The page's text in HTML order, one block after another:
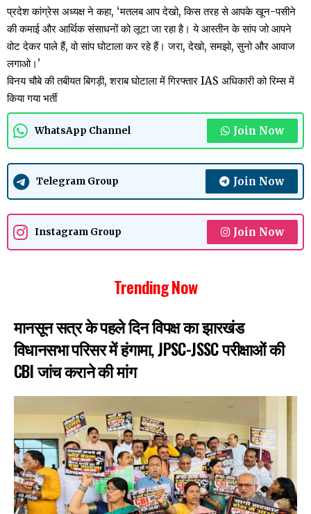
प्रदेश कांग्रेस अध्यक्ष ने कहा, ‘मतलब आप देखो, किस तरह से आपके खून-पसीने
की कमाई और आर्थिक संसाधनों को लूटा जा रहा है। ये आस्तीन के सांप जो आपने
वोट देकर पाले हैं, वो सांप घोटाला कर रहे हैं। जरा, देखो, समझो, सुनो और आवाज
लगाओ।’
विनय चौबे की तबीयत बिगड़ी, शराब घोटाला में गिरफ्तार IAS अधिकारी को रिम्स में
किया गया भर्ती
WhatsApp Channel Join Now
Telegram Group Join Now
Instagram Group Join Now
Trending Now
मानसून सत्र के पहले दिन विपक्ष का झारखंड
विधानसभा परिसर में हंगामा, JPSC-JSSC परीक्षाओं की
CBI जांच कराने की मांग